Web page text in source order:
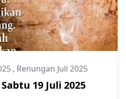
, Renungan Juli 2025
19 Juli 2025